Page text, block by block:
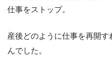
仕事をストップ。
産後どのように仕事を再開
んでした。